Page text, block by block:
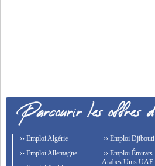
›› Emploi Algérie
›› Emploi Allemagne
›› Emploi Djibouti
›› Emploi Émirats
Arabes Unis UAE